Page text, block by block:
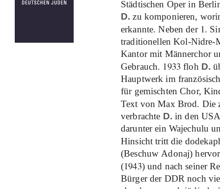
Städtischen Oper in
D. zu komponieren,
erkannte. Neben der 1.
traditionellen Kol-Nidre-
Kantor mit Männerchor
Gebrauch. 1933 floh D.
Hauptwerk im
für gemischten Chor,
Text von Max Brod. Die
verbrachte D. in den
darunter ein Wajechulu
Hinsicht tritt die
(Beschuw Adonaj)
(1943) und nach seiner
Bürger der DDR noch